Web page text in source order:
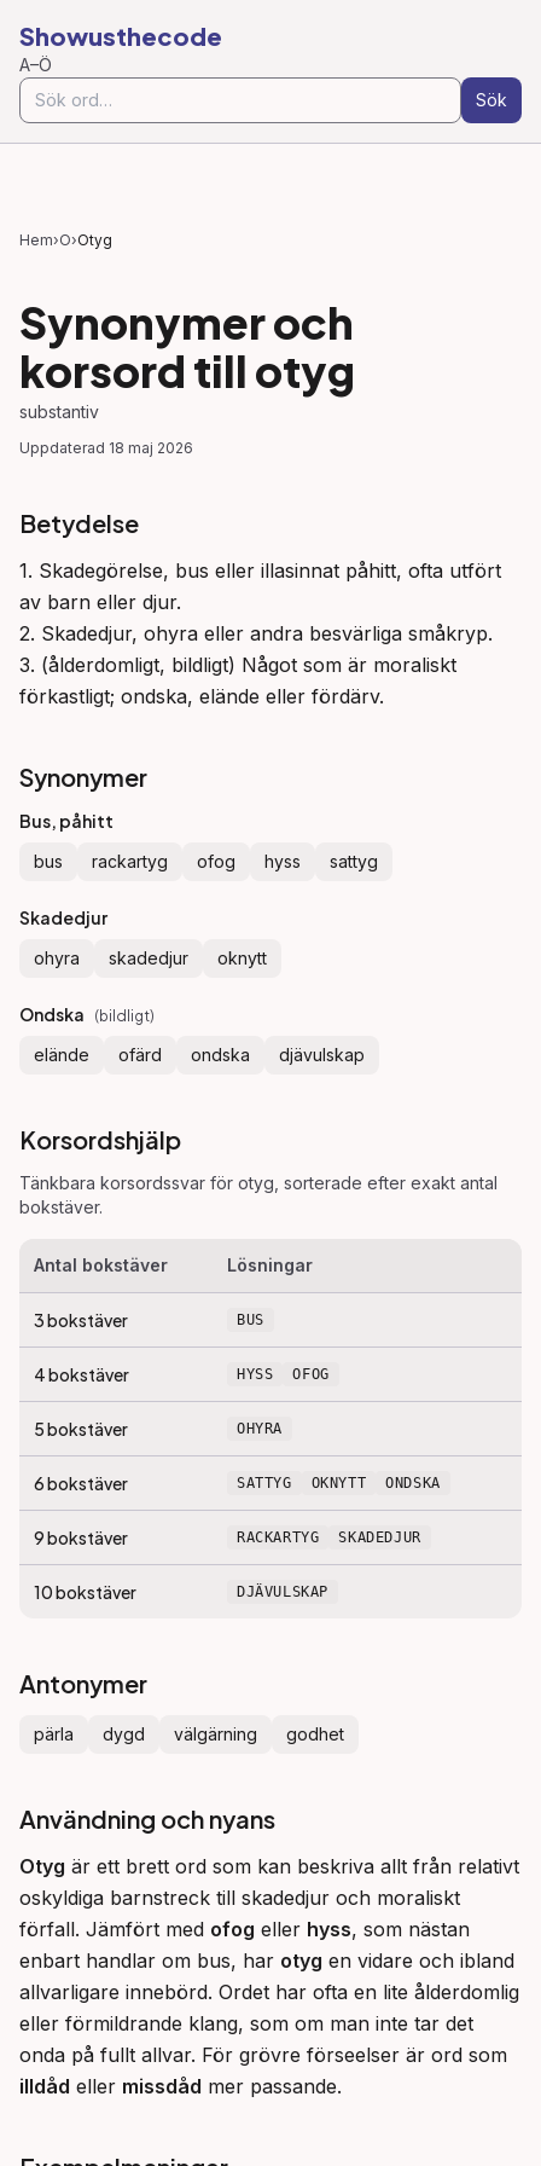
Showusthecode
A–Ö
Sök
Hem›O›Otyg
Synonymer och
korsord till otyg
substantiv
Uppdaterad 18 maj 2026
Betydelse
1. Skadegörelse, bus eller illasinnat påhitt, ofta utfört
av barn eller djur.
2. Skadedjur, ohyra eller andra besvärliga småkryp.
3. (ålderdomligt, bildligt) Något som är moraliskt
förkastligt; ondska, elände eller fördärv.
Synonymer
Bus, påhitt
bus rackartyg ofog hyss sattyg
Skadedjur
ohyra skadedjur oknytt
Ondska (bildligt)
elände ofärd ondska djävulskap
Korsordshjälp
Tänkbara korsordssvar för otyg , sorterade efter exakt antal
bokstäver.
Antal bokstäver Lösningar
3bokstäver BUS
4bokstäver HYSS OFOG
5bokstäver OHYRA
6bokstäver SATTYG OKNYTT ONDSKA
9bokstäver RACKARTYG SKADEDJUR
10bokstäver DJÄVULSKAP
Antonymer
pärla dygd välgärning godhet
Användning och nyans
Otyg är ett brett ord som kan beskriva allt från relativt
oskyldiga barnstreck till skadedjur och moraliskt
förfall. Jämfört med ofog eller hyss, som nästan
enbart handlar om bus, har otyg en vidare och ibland
allvarligare innebörd. Ordet har ofta en lite ålderdomlig
eller förmildrande klang, som om man inte tar det
illdåd eller missdåd mer passande.